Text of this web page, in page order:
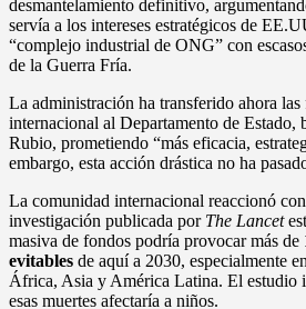
desmantelamiento definitivo,
servía a los intereses estratégicos de
“complejo industrial de ONG” con
de la Guerra Fría.
La administración ha transferido ahora
internacional al Departamento de Estado,
Rubio, prometiendo “más eficacia,
embargo, esta acción drástica no ha
La comunidad internacional reaccionó
investigación publicada por The Lancet
masiva de fondos podría provocar más de
evitables de aquí a 2030, especialmente
África, Asia y América Latina. El estudio
esas muertes afectaría a niños.